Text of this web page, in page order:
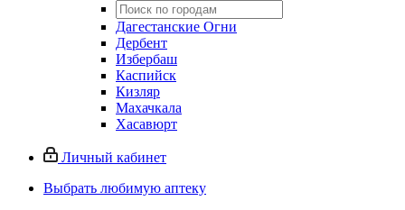
Дагестанские Огни
Дербент
Избербаш
Каспийск
Кизляр
Махачкала
Хасавюрт
Личный кабинет
Выбрать любимую аптеку